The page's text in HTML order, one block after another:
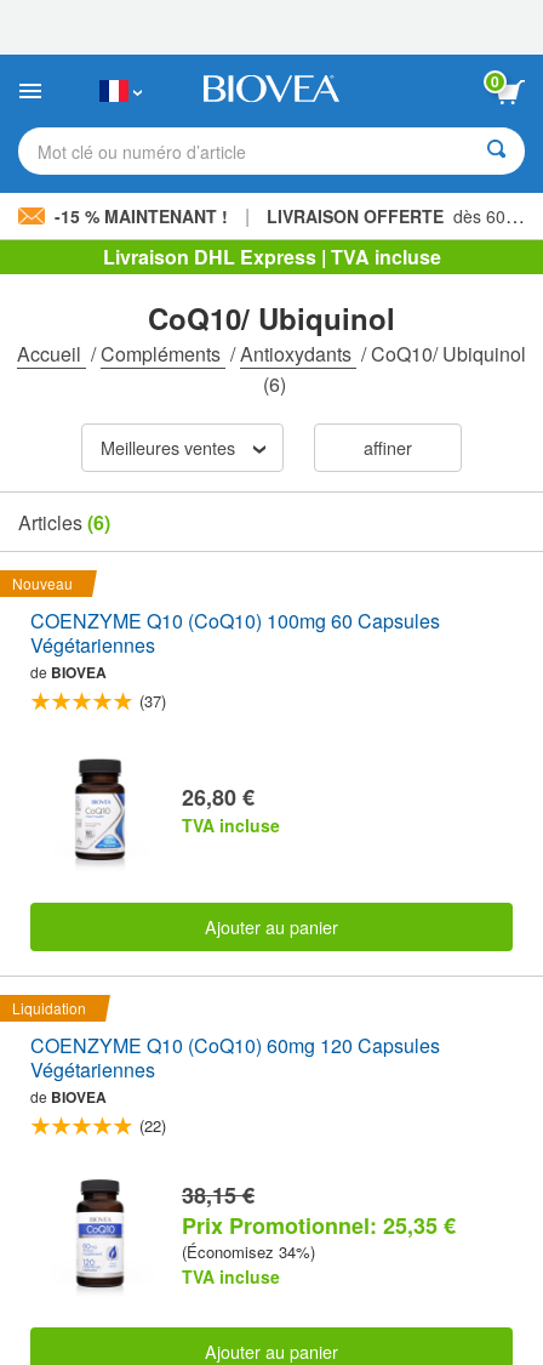
:
site
comprend
un
d'accessibilité.
0
Mot clé ou numéro d’article
-15 % MAINTENANT ! | LIVRAISON OFFERTE dès 60,00 € »
Livraison DHL Express | TVA incluse
CoQ10/ Ubiquinol
Accueil /Compléments /Antioxydants /CoQ10/ Ubiquinol
(6)
Meilleures ventes affiner
Articles(6)
Nouveau
COENZYME Q10 (CoQ10) 100mg 60 Capsules
Végétariennes
de BIOVEA
(37)
26,80 €
TVA incluse
Ajouter au panier
Liquidation
COENZYME Q10 (CoQ10) 60mg 120 Capsules
Végétariennes
de BIOVEA
(22)
38,15 €
Prix Promotionnel: 25,35 €
(Économisez 34%)
TVA incluse
Ajouter au panier